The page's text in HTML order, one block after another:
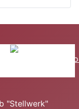
"Stellwerk"